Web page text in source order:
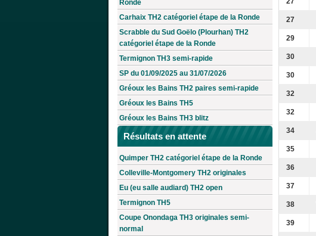
Ronde
Carhaix TH2 catégoriel étape de la Ronde
Scrabble du Sud Goëlo (Plourhan) TH2
catégoriel étape de la Ronde
Termignon TH3 semi-rapide
SP du 01/09/2025 au 31/07/2026
Gréoux les Bains TH2 paires semi-rapide
Gréoux les Bains TH5
Gréoux les Bains TH3 blitz
Résultats en attente
Quimper TH2 catégoriel étape de la Ronde
Colleville-Montgomery TH2 originales
Eu (eu salle audiard) TH2 open
Termignon TH5
Coupe Onondaga TH3 originales semi-
normal
27
29
30
30
32
32
34
35
36
37
38
39